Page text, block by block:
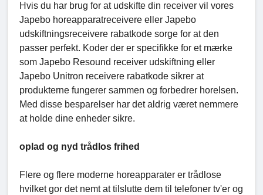
Hvis du har brug for at udskifte din receiver vil vores
Japebo horeapparatreceivere eller Japebo
udskiftningsreceivere rabatkode sorge for at den
passer perfekt. Koder der er specifikke for et mærke
som Japebo Resound receiver udskiftning eller
Japebo Unitron receivere rabatkode sikrer at
produkterne fungerer sammen og forbedrer horelsen.
Med disse besparelser har det aldrig været nemmere
at holde dine enheder sikre.
oplad og nyd trådlos frihed
Flere og flere moderne horeapparater er trådlose
hvilket gor det nemt at tilslutte dem til telefoner tv'er og